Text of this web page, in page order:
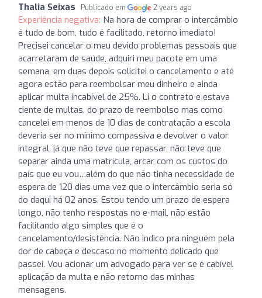
Thalia Seixas Publicado em 2 years ago
Experiência negativa: Na hora de comprar o intercâmbio
é tudo de bom, tudo é facilitado, retorno imediato!
Precisei cancelar o meu devido problemas pessoais que
acarretaram de saúde, adquiri meu pacote em uma
semana, em duas depois solicitei o cancelamento e até
agora estão para reembolsar meu dinheiro e ainda
aplicar multa incabível de 25%. Li o contrato e estava
ciente de multas, do prazo de reembolso mas como
cancelei em menos de 10 dias de contratação a escola
deveria ser no mínimo compassiva e devolver o valor
integral, já que não teve que repassar, não teve que
separar ainda uma matrícula, arcar com os custos do
país que eu vou…além do que não tinha necessidade de
espera de 120 dias uma vez que o intercâmbio seria só
do daqui há 02 anos. Estou tendo um prazo de espera
longo, não tenho respostas no e-mail, não estão
facilitando algo simples que é o
cancelamento/desistência. Não indico pra ninguém pela
dor de cabeça e descaso no momento delicado que
passei. Vou acionar um advogado para ver se é cabível
aplicação da multa e não retorno das minhas
mensagens.